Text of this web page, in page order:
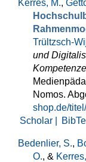
Kerres, M.,
Trültzsch-
und
Nomos.
shop.de/
Scholar |
Bedenlier, S.,
O., &